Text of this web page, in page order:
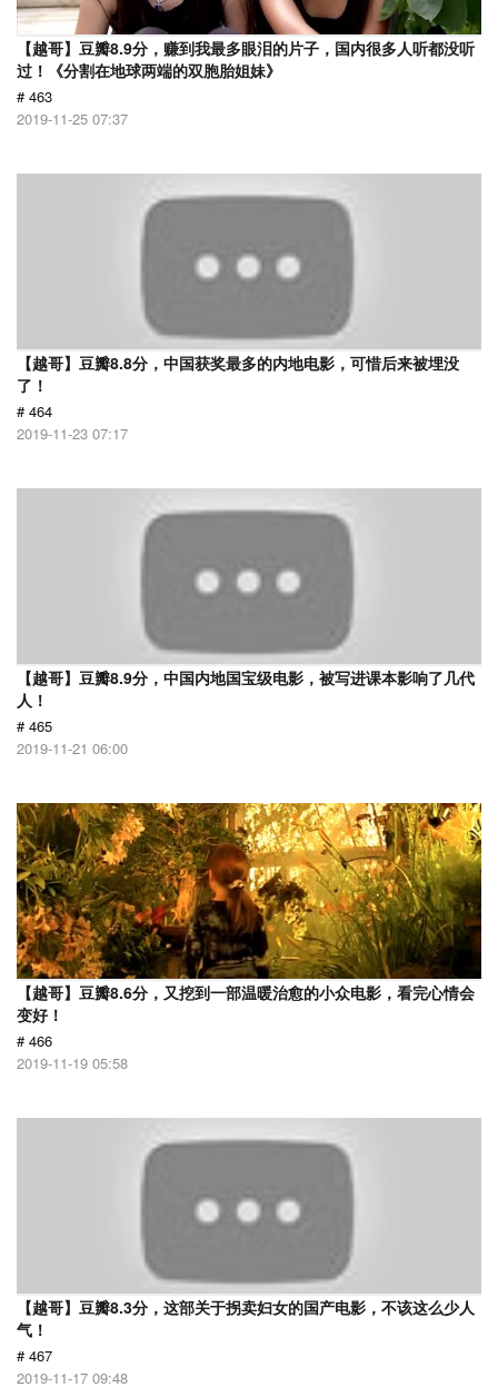
【越哥】豆瓣8.9分，赚到我最多眼泪的片子，国内很多人听都没听
过！《分割在地球两端的双胞胎姐妹》
# 463
2019-11-25 07:37
【越哥】豆瓣8.8分，中国获奖最多的内地电影，可惜后来被埋没
了！
# 464
2019-11-23 07:17
【越哥】豆瓣8.9分，中国内地国宝级电影，被写进课本影响了几代
人！
# 465
2019-11-21 06:00
【越哥】豆瓣8.6分，又挖到一部温暖治愈的小众电影，看完心情会
变好！
# 466
2019-11-19 05:58
【越哥】豆瓣8.3分，这部关于拐卖妇女的国产电影，不该这么少人
气！
# 467
2019-11-17 09:48